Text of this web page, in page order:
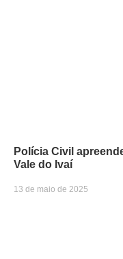
Polícia Civil
Vale do Ivaí
13 de maio de 2025